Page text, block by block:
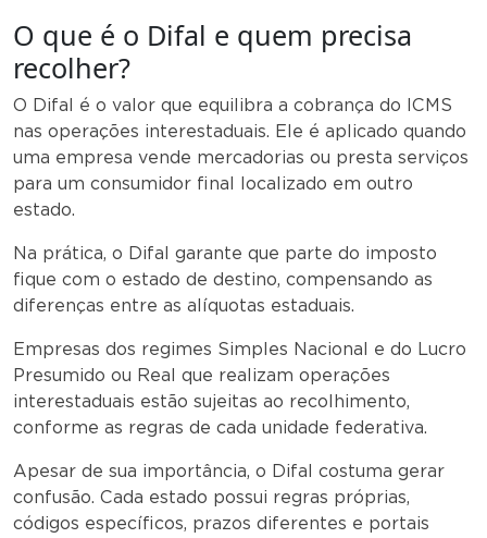
O que é o Difal e quem precisa
recolher?
O Difal é o valor que equilibra a cobrança do ICMS
nas operações interestaduais. Ele é aplicado quando
uma empresa vende mercadorias ou presta serviços
para um consumidor final localizado em outro
estado.
Na prática, o Difal garante que parte do imposto
fique com o estado de destino, compensando as
diferenças entre as alíquotas estaduais.
Empresas dos regimes Simples Nacional e do Lucro
Presumido ou Real que realizam operações
interestaduais estão sujeitas ao recolhimento,
conforme as regras de cada unidade federativa.
Apesar de sua importância, o Difal costuma gerar
confusão. Cada estado possui regras próprias,
códigos específicos, prazos diferentes e portais